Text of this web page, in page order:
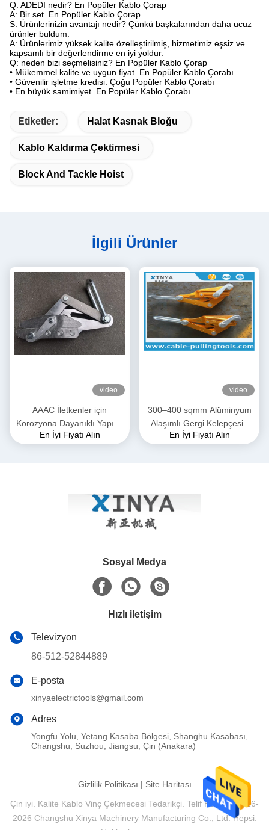
Q: ADEDI nedir? En Popüler Kablo Çorap
A: Bir set. En Popüler Kablo Çorap
S: Ürünlerinizin avantajı nedir? Çünkü başkalarından daha ucuz
ürünler buldum.
A: Ürünlerimiz yüksek kalite özelleştirilmiş, hizmetimiz eşsiz ve
kapsamlı bir değerlendirme en iyi yoldur.
Q: neden bizi seçmelisiniz? En Popüler Kablo Çorap
• Mükemmel kalite ve uygun fiyat. En Popüler Kablo Çorabı
• Güvenilir işletme kredisi. Çoğu Popüler Kablo Çorabı
• En büyük samimiyet. En Popüler Kablo Çorabı
Etiketler: Halat Kasnak Bloğu
Kablo Kaldırma Çektirmesi
Block And Tackle Hoist
İlgili Ürünler
video
AAAC İletkenler için
Korozyona Dayanıklı Yapıya
Sahip 28mm Maksimum
En İyi Fiyatı Alın
video
300–400 sqmm Alüminyum
Alaşımlı Gergi Kelepçesi |
ACSR & AAAC İletkenler için
En İyi Fiyatı Alın
Sosyal Medya
Hızlı iletişim
Televizyon
86-512-52844889
E-posta
xinyaelectrictools@gmail.com
Adres
Yongfu Yolu, Yetang Kasaba Bölgesi, Shanghu Kasabası,
Changshu, Suzhou, Jiangsu, Çin (Anakara)
Gizlilik Politikası | Site Haritası
Çin iyi. Kalite Kablo Vinç Çekmecesi Tedarikçi. Telif Hakkı © 2016-
2026 Changshu Xinya Machinery Manufacturing Co., Ltd. Hepsi.